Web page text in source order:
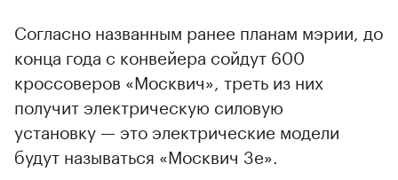
Согласно названным ранее планам мэрии, до
конца года с конвейера сойдут 600
кроссоверов «Москвич», треть из них
получит электрическую силовую
установку — это электрические модели
будут называться «Москвич 3е».